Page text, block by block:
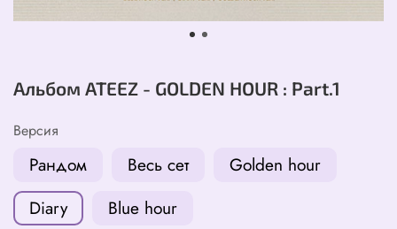
Альбом ATEEZ - GOLDEN HOUR : Part.1
Версия
Рандом Весь сет
Golden hour
Diary
Blue hour